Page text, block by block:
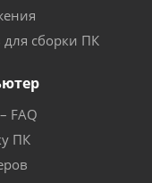
сборки ПК
FAQ
ПК